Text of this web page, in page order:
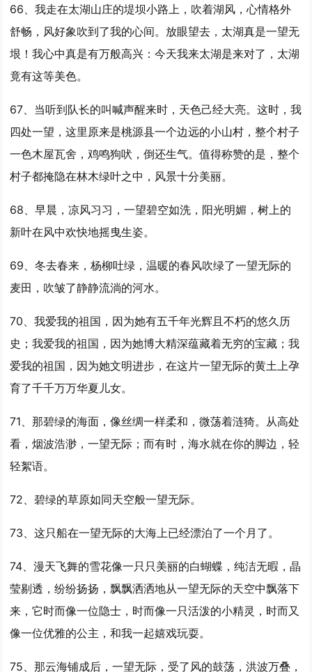
66、我走在太湖山庄的堤坝小路上，吹着湖风，心情格外
舒畅，风好象吹到了我的心间。放眼望去，太湖真是一望无
垠！我心中真是有万般高兴：今天我来太湖是来对了，太湖
竟有这等美色。
67、当听到队长的叫喊声醒来时，天色己经大亮。这时，我
四处一望 ，这里原来是桃源县一个边远的小山村，整个村子
一色木屋瓦舍，鸡鸣狗吠，倒还生气。值得称赞的是，整个
村子都掩隐在林木绿叶之中，风景十分美丽。
68、早晨，凉风习习，一望碧空如洗，阳光明媚，树上的
新叶在风中欢快地摇曳生姿。
69、冬去春来，杨柳吐绿，温暖的春风吹绿了一望无际的
麦田，吹皱了静静流淌的河水。
70、我爱我的祖国，因为她有五千年光辉且不朽的悠久历
史；我爱我的祖国，因为她博大精深蕴藏着无穷的宝藏；我
爱我的祖国，因为她文明进步，在这片一望无际的黄土上孕
育了千千万万华夏儿女。
71、那碧绿的海面，像丝绸一样柔和，微荡着涟猗。从高处
看，烟波浩渺，一望无际；而有时，海水就在你的脚边，轻
轻絮语。
72、碧绿的草原如同天空般一望无际。
73、这只船在一望无际的大海上已经漂泊了一个月了。
74、漫天飞舞的雪花像一只只美丽的白蝴蝶，纯洁无暇，晶
莹剔透，纷纷扬扬，飘飘洒洒地从一望无际的天空中飘落下
来，它时而像一位隐士，时而像一只活泼的小精灵，时而又
像一位优雅的公主，和我一起嬉戏玩耍。
75、那云海铺成后，一望无际，受了风的鼓荡，洪波万叠，